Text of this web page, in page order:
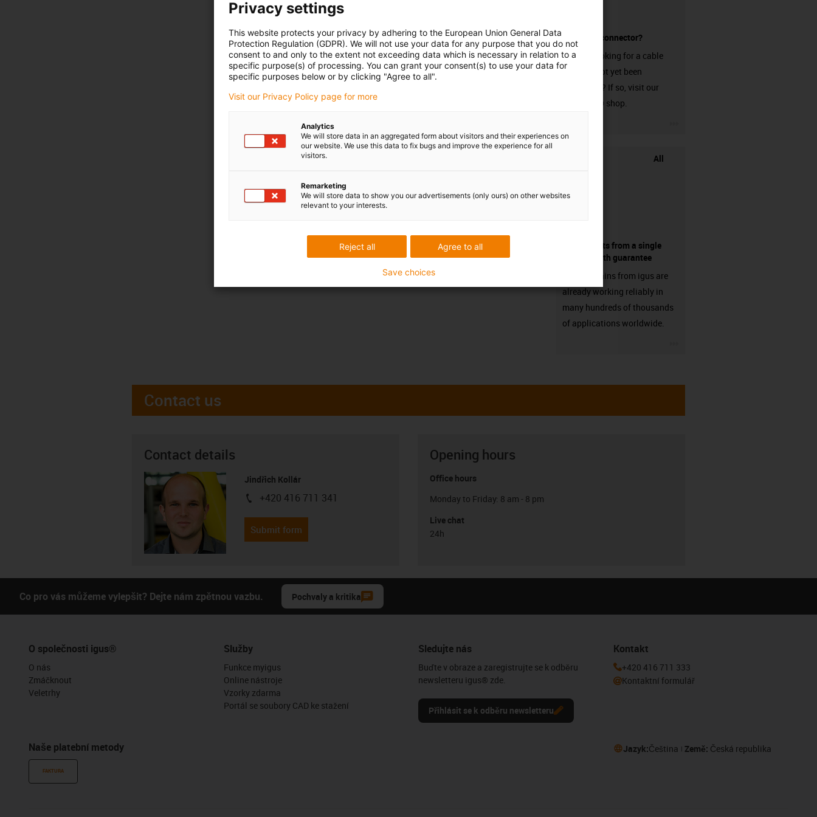
without a connector?
Are you looking for a cable
that has not yet been
harnessed? If so, visit our
chainflex® shop.
All
components from a single
source - with guarantee
Energy chains from igus are
already working reliably in
many hundreds of thousands
of applications worldwide.
Contact us
Contact details
Jindřich Kollár
igus-icon-phone
+420 416 711 341
Submit form
Opening hours
Office hours
Monday to Friday: 8 am - 8 pm
Live chat
24h
Co pro vás můžeme vylepšit? Dejte nám zpětnou vazbu. Pochvaly a kritika
O společnosti igus®
O nás
Zmáčknout
Veletrhy
Naše platební metody
FAKTURA
Služby
Funkce myigus
Online nástroje
Vzorky zdarma
Portál se soubory CAD ke stažení
Sledujte nás
Buďte v obraze a zaregistrujte se k odběru
newsletteru igus® zde.
Přihlásit se k odběru newsletteru
Kontakt
+420 416 711 333
Kontaktní formulář
Jazyk:Čeština Země: Česká republika
Privacy settings
This website protects your privacy by adhering to the European Union General Data
Protection Regulation (GDPR). We will not use your data for any purpose that you do not
consent to and only to the extent not exceeding data which is necessary in relation to a
specific purpose(s) of processing. You can grant your consent(s) to use your data for
specific purposes below or by clicking "Agree to all".
Visit our Privacy Policy page for more
Analytics
We will store data in an aggregated form about visitors and their experiences on
our website. We use this data to fix bugs and improve the experience for all
visitors.
Remarketing
We will store data to show you our advertisements (only ours) on other websites
relevant to your interests.
Agree to all
Reject all
Save choices